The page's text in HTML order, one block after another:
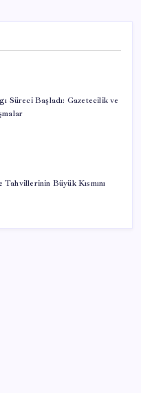
Süreci Başladı: Gazetecilik ve
Büyük Kısmını